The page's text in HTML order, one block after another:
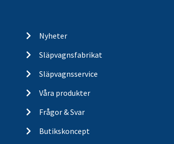
Nyheter
Släpvagnsfabrikat
Släpvagnsservice
Våra produkter
Frågor & Svar
Butikskoncept